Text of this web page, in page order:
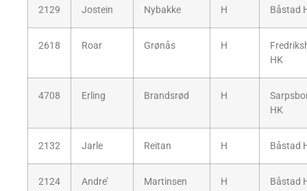
2129 Jostein Nybakke H Båstad
2618 Roar Grønås H
HK
4708 Erling Brandsrød H
HK
2132 Jarle Reitan H Båstad
2124 Andre’ Martinsen H Båstad